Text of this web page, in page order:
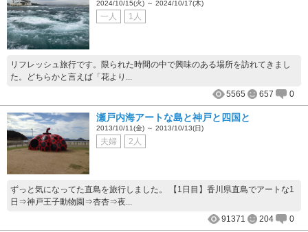
2024/10/15(火) ～ 2024/10/17(木)
一人 1人
リフレッシュ旅行です。限られた時間の中で興味のある場所を訪れてきまし
た。どちらかと言えば「花より...
5565
657 0
瀬戸内海アートな島と神戸と四国と
2013/10/11(金) ～ 2013/10/13(日)
夫婦 2人
ずっと気になってた直島を旅行しました。 【1日目】香川県直島でアートな1
日⇒神戸王子動物園⇒杏杏⇒夜...
91371
204 0